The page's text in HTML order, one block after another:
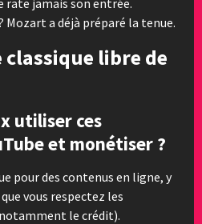
Mozart a déjà préparé la tenue.
classique libre de
utiliser ces
et monétiser ?
pour des contenus en ligne, y
vous respectez les
le crédit).